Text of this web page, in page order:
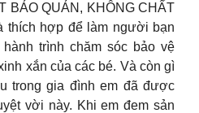
BẢO QUẢN, KHÔNG CHẤT
thích hợp để làm người bạn
trình chăm sóc bảo vệ
xắn của các bé. Và còn gì
trong gia đình em đã được
vời này. Khi em đem sản